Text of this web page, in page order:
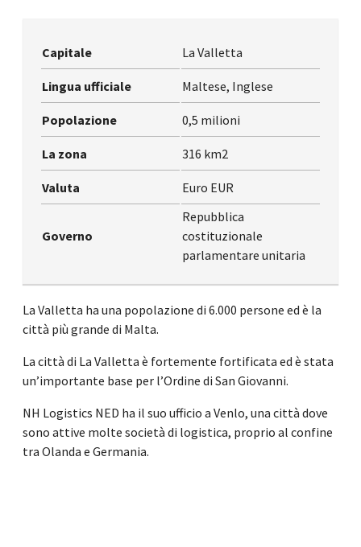
Capitale La Valletta
Lingua ufficiale Maltese, Inglese
Popolazione 0,5 milioni
La zona 316 km2
Valuta Euro EUR
Governo
Repubblica
costituzionale
parlamentare unitaria
La Valletta ha una popolazione di 6.000 persone ed è la
città più grande di Malta.
La città di La Valletta è fortemente fortificata ed è stata
un’importante base per l’Ordine di San Giovanni.
NH Logistics NED ha il suo ufficio a Venlo, una città dove
sono attive molte società di logistica, proprio al confine
tra Olanda e Germania.